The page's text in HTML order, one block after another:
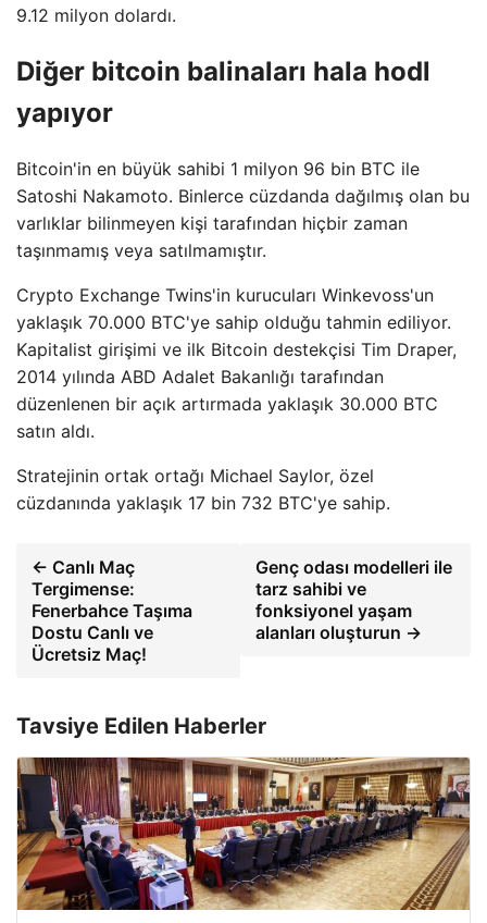
9.12 milyon dolardı.
Diğer bitcoin balinaları hala hodl
yapıyor
Bitcoin'in en büyük sahibi 1 milyon 96 bin BTC ile
Satoshi Nakamoto. Binlerce cüzdanda dağılmış olan bu
varlıklar bilinmeyen kişi tarafından hiçbir zaman
taşınmamış veya satılmamıştır.
Crypto Exchange Twins'in kurucuları Winkevoss'un
yaklaşık 70.000 BTC'ye sahip olduğu tahmin ediliyor.
Kapitalist girişimi ve ilk Bitcoin destekçisi Tim Draper,
2014 yılında ABD Adalet Bakanlığı tarafından
düzenlenen bir açık artırmada yaklaşık 30.000 BTC
satın aldı.
Stratejinin ortak ortağı Michael Saylor, özel
cüzdanında yaklaşık 17 bin 732 BTC'ye sahip.
← Canlı Maç
Tergimense:
Fenerbahce Taşıma
Dostu Canlı ve
Ücretsiz Maç!
Genç odası modelleri ile
tarz sahibi ve
fonksiyonel yaşam
alanları oluşturun →
Tavsiye Edilen Haberler